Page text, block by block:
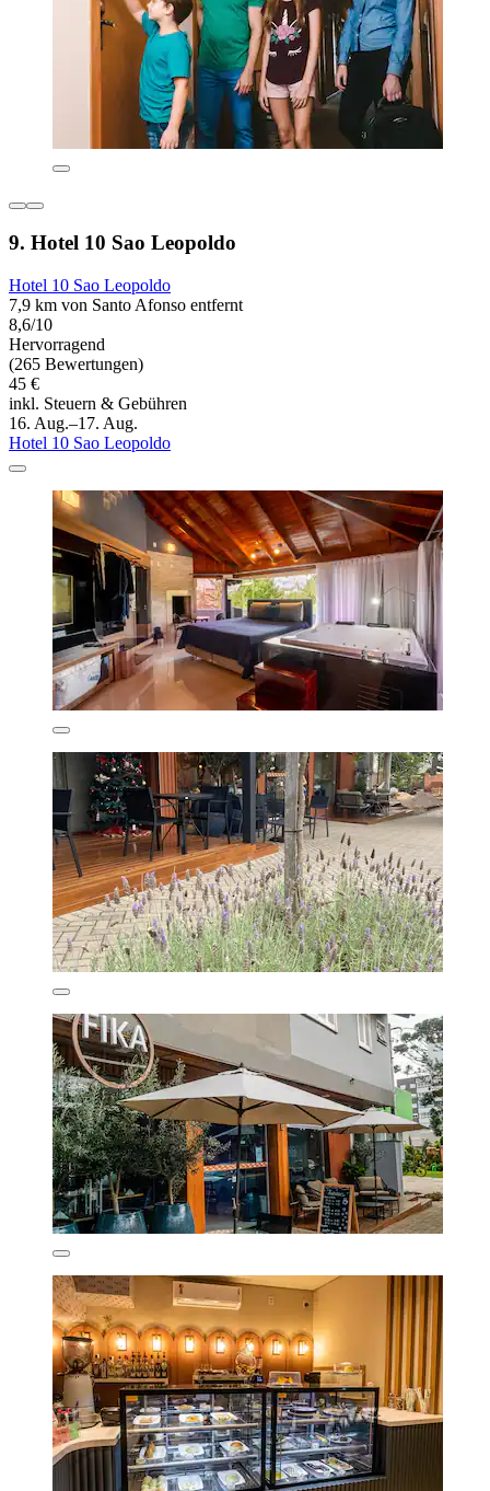
9. Hotel 10 Sao Leopoldo
Hotel 10 Sao Leopoldo
7,9 km von Santo Afonso entfernt
8,6/10
Hervorragend
(265 Bewertungen)
45 €
inkl. Steuern & Gebühren
16. Aug.–17. Aug.
Hotel 10 Sao Leopoldo